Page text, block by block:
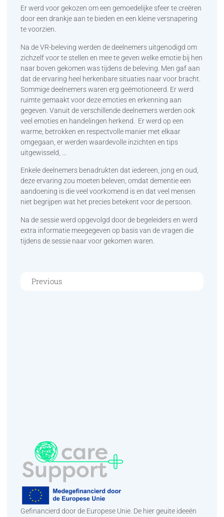
Er werd voor gekozen om een gemoedelijke sfeer te creëren
door een drankje aan te bieden en een kleine versnapering
te voorzien.
Na de VR-beleving werden de deelnemers uitgenodigd om
zichzelf voor te stellen en mee te geven welke emotie bij hen
naar boven gekomen was tijdens de beleving. Men gaf aan
dat de ervaring heel herkenbare situaties naar voor bracht.
Sommige deelnemers waren erg geëmotioneerd. Er werd
ruimte gemaakt voor deze emoties en erkenning aan
gegeven. Vanuit de verschillende deelnemers werden ook
veel emoties en handelingen herkend. Er werd op een
warme, betrokken en respectvolle manier met elkaar
omgegaan, er werden waardevolle inzichten en tips
uitgewisseld, …
Enkele deelnemers benadrukten dat iedereen, jong en oud,
deze ervaring zou moeten beleven, omdat dementie een
aandoening is die veel voorkomend is en dat veel mensen
niet begrijpen wat het precies betekent voor de persoon.
Na de sessie werd opgevolgd door de begeleiders en werd
extra informatie meegegeven op basis van de vragen die
tijdens de sessie naar voor gekomen waren.
Previous
Gefinancierd door de Europese Unie. De hier geuite ideeën